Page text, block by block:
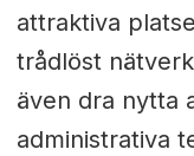
attraktiva
trådlöst
även dra nytta
administrativa